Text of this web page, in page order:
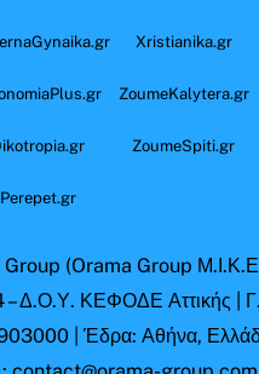
Xristianika.gr
ZoumeKalytera.gr
ZoumeSpiti.gr
Perepet.gr
Group (Orama Group
– Δ.Ο.Υ. ΚΕΦΟΔΕ Αττικής |
| Έδρα: Αθήνα,